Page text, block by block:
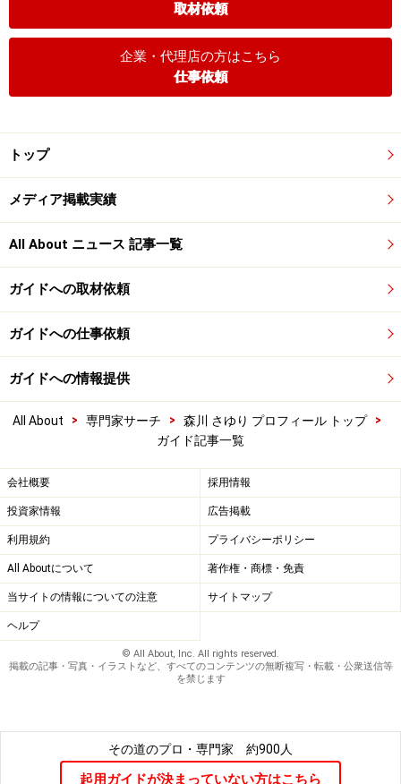
取材依頼
企業・代理店の方はこちら
仕事依頼
トップ
メディア掲載実績
All About ニュース 記事一覧
ガイドへの取材依頼
ガイドへの仕事依頼
ガイドへの情報提供
All About > 専門家サーチ > 森川 さゆり プロフィール トップ
>
ガイド記事一覧
会社概要 採用情報
投資家情報 広告掲載
利用規約 プライバシーポリシー
All Aboutについて 著作権・商標・免責
当サイトの情報についての注意 サイトマップ
ヘルプ
© All About, Inc. All rights reserved.
掲載の記事・写真・イラストなど、すべてのコンテンツの無断複写・転載・公衆送信等
を禁じます
その道のプロ・専門家 約900人
起用ガイドが決まっていない方はこちら